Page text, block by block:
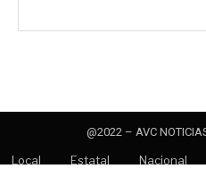
@2022 – AVC
Local Estatal Nacional